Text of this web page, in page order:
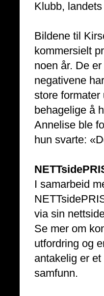
Klubb,
Bildene til
kommersielt
noen år. De
negativene
store
behagelige å
Annelise ble
hun svarte:
I samarbeid
via sin
Se mer om
utfordring og
antakelig er
samfunn.